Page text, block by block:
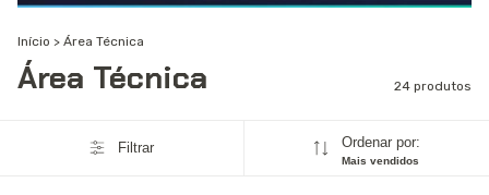
Início > Área Técnica
Área Técnica 24 produtos
Filtrar Ordenar por:
Mais vendidos